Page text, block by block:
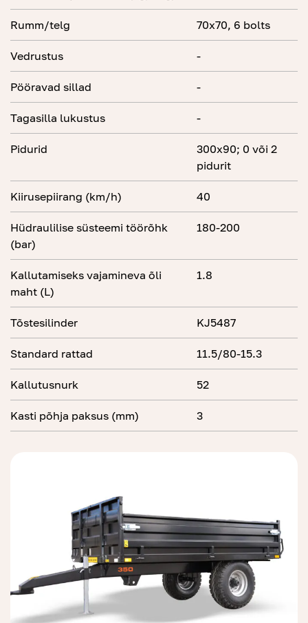
Rumm/telg 70x70, 6 bolts
Vedrustus -
Pööravad sillad -
Tagasilla lukustus -
Pidurid
300x90; 0 või 2
pidurit
Kiirusepiirang (km/h) 40
Hüdraulilise süsteemi töörõhk
(bar)
180-200
Kallutamiseks vajamineva õli
maht (L)
1.8
Tõstesilinder KJ5487
Standard rattad 11.5/80-15.3
Kallutusnurk 52
Kasti põhja paksus (mm) 3